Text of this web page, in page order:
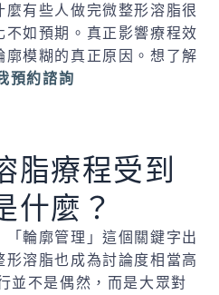
有些人做完微整形溶脂很
如預期。真正影響療程效
模糊的真正原因。想了解
預約諮詢
脂療程受到
什麼？
輪廓管理」這個關鍵字出
溶脂也成為討論度相當高
並不是偶然，而是大眾對